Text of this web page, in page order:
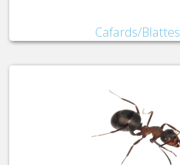
Cafards/Blattes